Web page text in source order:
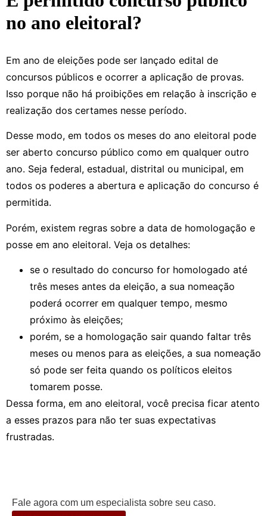
no ano eleitoral?
Em ano de eleições pode ser lançado edital de
concursos públicos e ocorrer a aplicação de provas.
Isso porque não há proibições em relação à inscrição e
realização dos certames nesse período.
Desse modo, em todos os meses do ano eleitoral pode
ser aberto concurso público como em qualquer outro
ano. Seja federal, estadual, distrital ou municipal, em
todos os poderes a abertura e aplicação do concurso é
permitida.
Porém, existem regras sobre a data de homologação e
posse em ano eleitoral. Veja os detalhes:
se o resultado do concurso for homologado até
três meses antes da eleição, a sua nomeação
poderá ocorrer em qualquer tempo, mesmo
próximo às eleições;
porém, se a homologação sair quando faltar três
meses ou menos para as eleições, a sua nomeação
só pode ser feita quando os políticos eleitos
tomarem posse.
Dessa forma, em ano eleitoral, você precisa ficar atento
a esses prazos para não ter suas expectativas
frustradas.
Fale agora com um especialista sobre seu caso.